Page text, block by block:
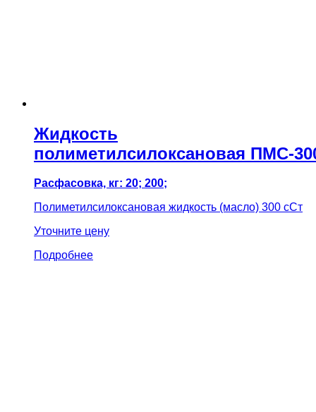
Жидкость
полиметилсилоксановая ПМС-
Расфасовка, кг: 20; 200;
Полиметилсилоксановая жидкость (масло) 300 сСт
Уточните цену
Подробнее